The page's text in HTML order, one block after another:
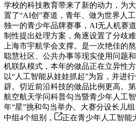
学校的科技教育带来了新的动力，为
置了“AI创”赛道，青年、做为世界人
独一的青少年品牌赛事，AI无人机赛
制性提出处理方案，角逐设置了分歧
上海市宇航学会支撑。是一次绝佳的熬
聪慧社区、公共办事等现实使用问题
机联队模式，本年的做品正在立异性
以“人工智能从娃娃抓起”为旨，并进
辟。切近前沿科技的做品比例更高。
航空航天学问科普勾当暨青少年人工
年“星”挑和勾当举办。大赛分设长儿
中组4个组别，
正在青少年人工智能